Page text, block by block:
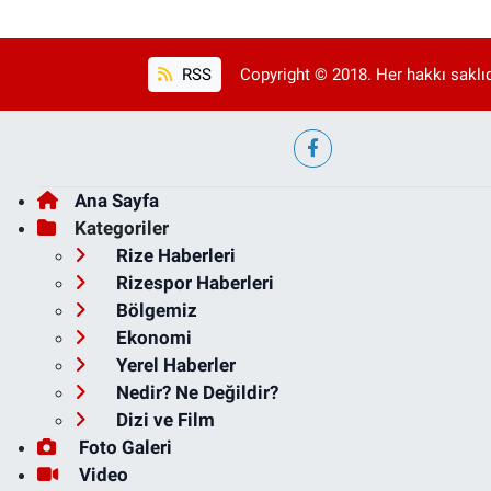
RSS Copyright © 2018. Her hakkı
Ana Sayfa
Kategoriler
Rize Haberleri
Rizespor Haberleri
Bölgemiz
Ekonomi
Yerel Haberler
Nedir? Ne Değildir?
Dizi ve Film
Foto Galeri
Video